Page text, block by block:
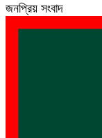
জনপ্রিয় সংবাদ